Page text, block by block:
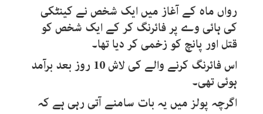
رواں ماہ کے آغاز میں ایک شخص نے کینٹکی
کی ہائی وے پر فائرنگ کر کے ایک شخص کو
قتل اور پانچ کو زخمی کر دیا تھا۔
اس فائرنگ کرنے والے کی لاش 10 روز بعد برآمد
ہوئی تھی۔
اگرچہ پولز میں یہ بات سامنے آتی رہی ہے کہ